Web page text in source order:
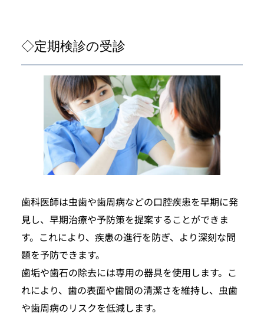
◇定期検診の受診
歯科医師は虫歯や歯周病などの口腔疾患を早期に発
見し、早期治療や予防策を提案することができま
す。これにより、疾患の進行を防ぎ、より深刻な問
題を予防できます。
歯垢や歯石の除去には専用の器具を使用します。こ
れにより、歯の表面や歯間の清潔さを維持し、虫歯
や歯周病のリスクを低減します。